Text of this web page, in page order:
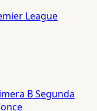
League
BSegunda